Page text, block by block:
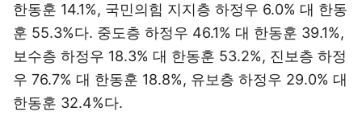
한동훈 14.1%, 국민의힘 지지층 하정우 6.0% 대 한동
훈 55.3%다. 중도층 하정우 46.1% 대 한동훈 39.1%,
보수층 하정우 18.3% 대 한동훈 53.2%, 진보층 하정
우 76.7% 대 한동훈 18.8%, 유보층 하정우 29.0% 대
한동훈 32.4%다.